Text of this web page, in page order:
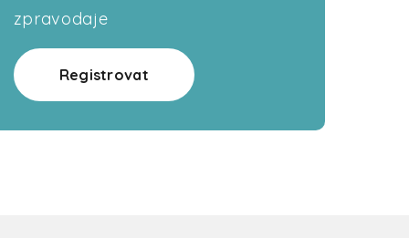
zpravodaje
Registrovat